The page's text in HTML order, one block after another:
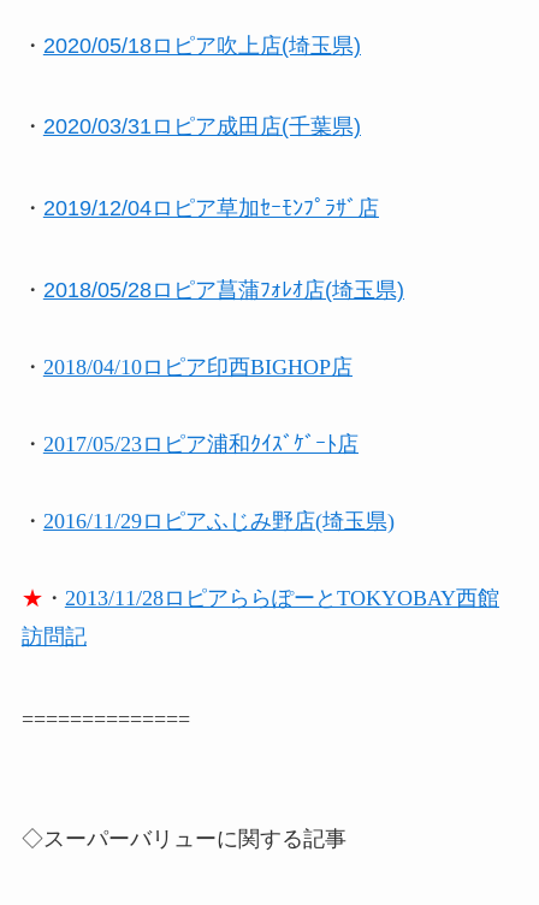
・ 2020/05/18ロピア吹上店(埼玉県)
・ 2020/03/31ロピア成田店(千葉県)
・ 2019/12/04ロピア草加ｾｰﾓﾝﾌﾟﾗｻﾞ店
・ 2018/05/28ロピア菖蒲ﾌｫﾚｵ店(埼玉県)
・ 2018/04/10ロピア印西BIGHOP店
・ 2017/05/23ロピア浦和ｸｲｽﾞｹﾞｰﾄ店
・ 2016/11/29ロピアふじみ野店(埼玉県)
★ ・ 2013/11/28ロピアららぽーとTOKYOBAY西館
訪問記
==============
◇スーパーバリューに関する記事